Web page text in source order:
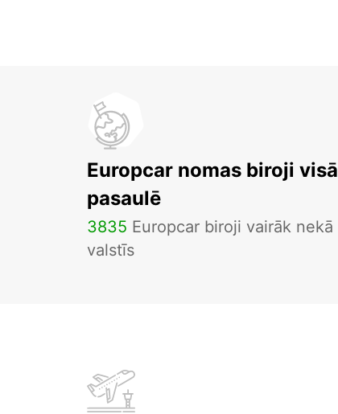
Europcar nomas biroji visā
pasaulē
3835 Europcar biroji vairāk nekā
valstīs